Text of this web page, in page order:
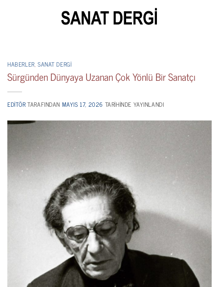
HABERLER, SANAT DERGI
Sürgünden Dünyaya Uzanan Çok Yönlü Bir Sanatçı
EDITÖRTARAFINDAN MAYIS 17, 2026 TARIHINDE YAYINLANDI